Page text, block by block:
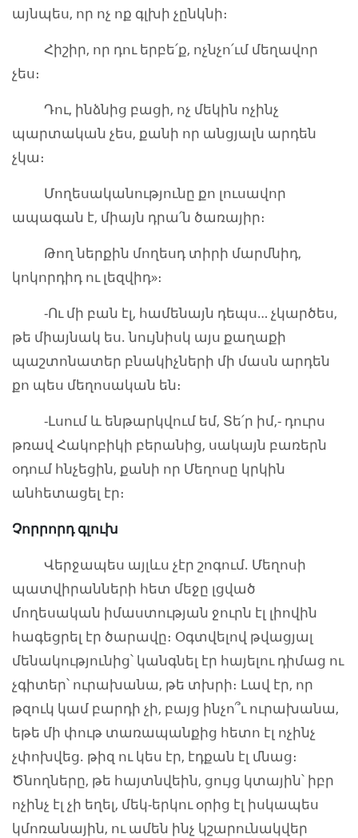
այնպես, որ ոչ ոք գլխի չընկնի։
Հիշիր, որ դու երբե՛ք, ոչնչո՛ւմ մեղավոր
չես։
Դու, ինձնից բացի, ոչ մեկին ոչինչ
պարտական չես, քանի որ անցյալն արդեն
չկա։
Մողեսականությունը քո լուսավոր
ապագան է, միայն դրա՛ն ծառայիր։
Թող ներքին մողեսդ տիրի մարմնիդ,
կոկորդիդ ու լեզվիդ»։
-Ու մի բան էլ, համենայն դեպս… չկարծես,
թե միայնակ ես. նույնիսկ այս քաղաքի
պաշտոնատեր բնակիչների մի մասն արդեն
քո պես մեղոսական են։
-Լսում և ենթարկվում եմ, Տե՛ր իմ,- դուրս
թռավ Հակոբիկի բերանից, սակայն բառերն
օդում հնչեցին, քանի որ Մեղոսը կրկին
անհետացել էր։
Չորրորդ գլուխ
Վերջապես այլևս չէր շոգում. Մեղոսի
պատվիրանների հետ մեջը լցված
մողեսական իմաստության ջուրն էլ լիովին
հագեցրել էր ծարավը։ Օգտվելով թվացյալ
մենակությունից՝ կանգնել էր հայելու դիմաց ու
չգիտեր՝ ուրախանա, թե տխրի։ Լավ էր, որ
թզուկ կամ բարդի չի, բայց ինչո՞ւ ուրախանա,
եթե մի փութ տառապանքից հետո էլ ոչինչ
չփոխվեց. թիզ ու կես էր, էդքան էլ մնաց։
Ծնողները, թե հայտնվեին, ցույց կտային՝ իբր
ոչինչ էլ չի եղել, մեկ-երկու օրից էլ իսկապես
կմոռանային, ու ամեն ինչ կշարունակվեր